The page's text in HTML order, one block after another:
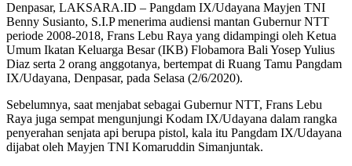
Denpasar, LAKSARA.ID – Pangdam IX/Udayana Mayjen TNI
Benny Susianto, S.I.P menerima audiensi mantan Gubernur NTT
periode 2008-2018, Frans Lebu Raya yang didampingi oleh Ketua
Umum Ikatan Keluarga Besar (IKB) Flobamora Bali Yosep Yulius
Diaz serta 2 orang anggotanya, bertempat di Ruang Tamu Pangdam
IX/Udayana, Denpasar, pada Selasa (2/6/2020).
Sebelumnya, saat menjabat sebagai Gubernur NTT, Frans Lebu
Raya juga sempat mengunjungi Kodam IX/Udayana dalam rangka
penyerahan senjata api berupa pistol, kala itu Pangdam IX/Udayana
dijabat oleh Mayjen TNI Komaruddin Simanjuntak.